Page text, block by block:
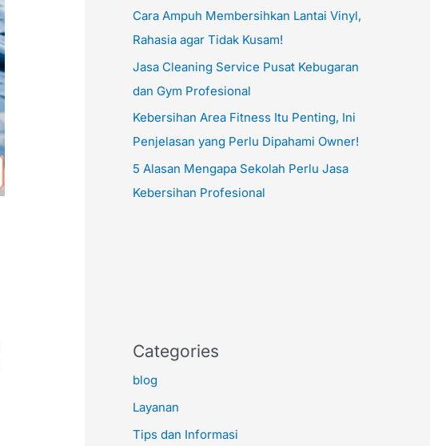
Cara Ampuh Membersihkan Lantai Vinyl,
Rahasia agar Tidak Kusam!
Jasa Cleaning Service Pusat Kebugaran
dan Gym Profesional
Kebersihan Area Fitness Itu Penting, Ini
Penjelasan yang Perlu Dipahami Owner!
5 Alasan Mengapa Sekolah Perlu Jasa
Kebersihan Profesional
Categories
blog
Layanan
Tips dan Informasi